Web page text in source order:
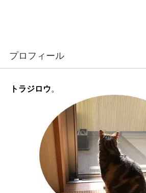
プロフィール
トラジロウ。